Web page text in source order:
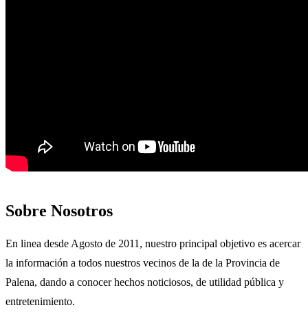
Sobre Nosotros
En linea desde Agosto de 2011, nuestro principal objetivo es acercar
la información a todos nuestros vecinos de la de la Provincia de
Palena, dando a conocer hechos noticiosos, de utilidad pública y
entretenimiento.